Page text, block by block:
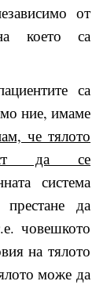
от
което са
са
ние, имаме
че тялото
да се
система
да
човешкото
на тялото
може да